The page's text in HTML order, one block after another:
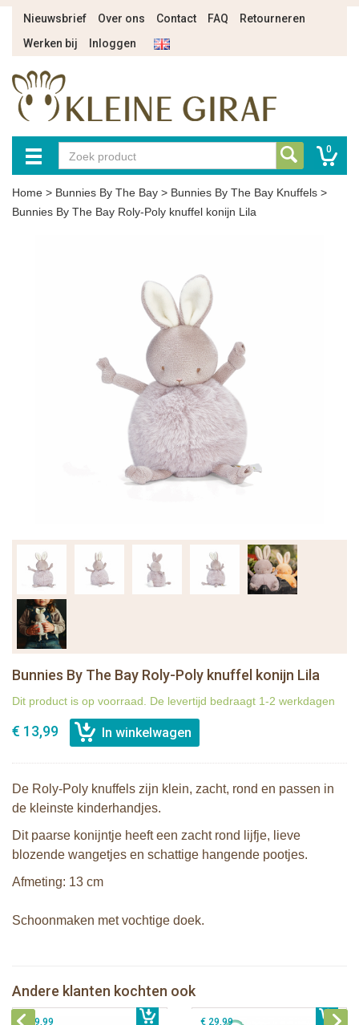
Nieuwsbrief Over ons Contact FAQ
Retourneren
Werken bij
Inloggen
0
Home > Bunnies By The Bay > Bunnies By The Bay Knuffels >
Bunnies By The Bay Roly-Poly knuffel konijn Lila
Bunnies By The Bay Roly-Poly knuffel konijn Lila
Dit product is op voorraad. De levertijd bedraagt 1-2 werkdagen
€ 13,99
De Roly-Poly knuffels zijn klein, zacht, rond en passen in
de kleinste kinderhandjes.
Dit paarse konijntje heeft een zacht rond lijfje, lieve
blozende wangetjes en schattige hangende pootjes.
Afmeting: 13 cm
Schoonmaken met vochtige doek.
Andere klanten kochten ook
€ 13,99
Sophie de giraf activiteitenspiegel
€ 29,99 € 29,99